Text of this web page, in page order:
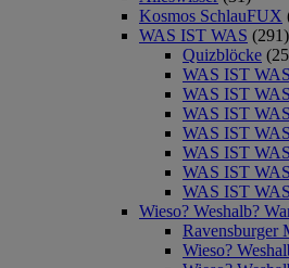
Kosmos SchlauFUX
WAS IST WAS (291)
Quizblöcke
WAS IST WAS
WAS IST
WAS IST
WAS IST
WAS IST
WAS IST
WAS IST
Wieso? Weshalb?
Ravensburger
Wieso?